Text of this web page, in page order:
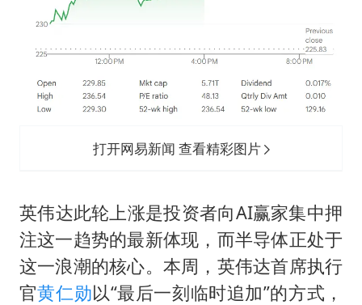
打开网易新闻 查看精彩图片
英伟达此轮上涨是投资者向AI赢家集中押
注这一趋势的最新体现，而半导体正处于
这一浪潮的核心。本周，英伟达首席执行
官黄仁勋以“最后一刻临时追加”的方式，